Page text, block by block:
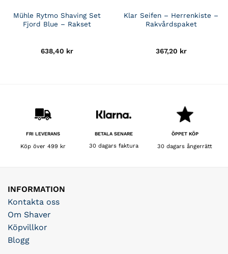
Mühle Rytmo Shaving Set
Fjord Blue – Rakset
638,40 kr
Klar Seifen – Herrenkiste –
Rakvårdspaket
367,20 kr
FRI LEVERANS
Köp över 499 kr
BETALA SENARE
30 dagars faktura
ÖPPET KÖP
30 dagars ångerrätt
INFORMATION
Kontakta oss
Om Shaver
Köpvillkor
Blogg